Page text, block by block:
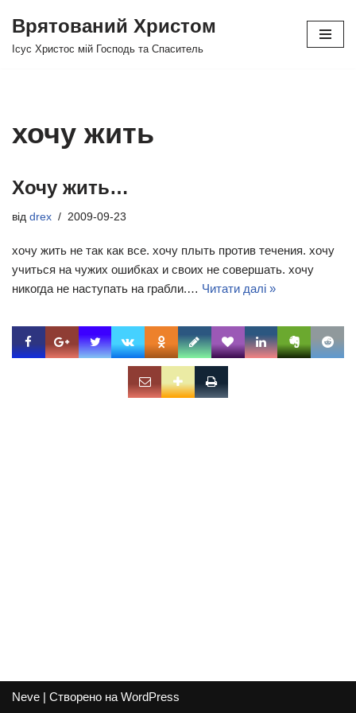
Перейти
Врятований Христом
Ісус Христос мій Господь та Спаситель
хочу жить
Хочу жить…
від drex 2009-09-23
хочу жить не так как все. хочу плыть против течения. хочу
учиться на чужих ошибках и своих не совершать. хочу
никогда не наступать на грабли.… Читати далі »
Neve | Створено на WordPress